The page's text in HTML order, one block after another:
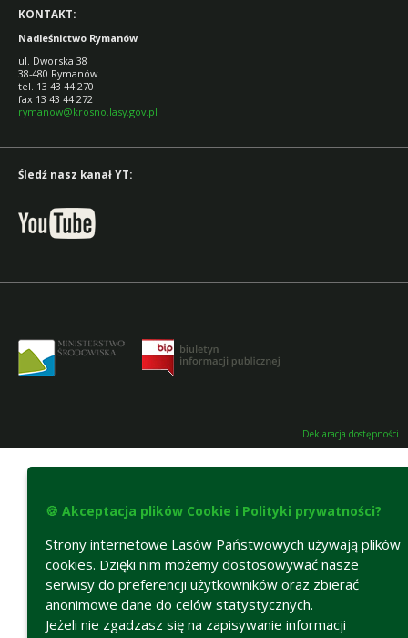
KONTAKT:
Nadleśnictwo Rymanów
ul. Dworska 38
38-480 Rymanów
tel. 13 43 44 270
fax 13 43 44 272
rymanow@krosno.lasy.gov.pl
Śledź nasz kanał YT:
Deklaracja dostępności
🍪 Akceptacja plików Cookie i Polityki prywatności?
Strony internetowe Lasów Państwowych używają plików
cookies. Dzięki nim możemy dostosowywać nasze
serwisy do preferencji użytkowników oraz zbierać
anonimowe dane do celów statystycznych.
Jeżeli nie zgadzasz się na zapisywanie informacji